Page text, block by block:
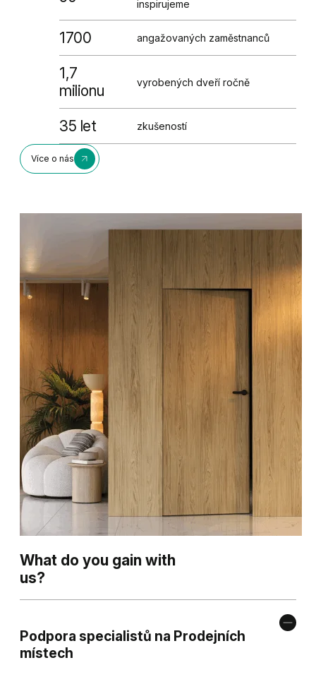
Více o nás
inspirujeme
1700 angažovaných zaměstnanců
1,7
milionu
vyrobených dveří ročně
35 let zkušeností
What do you gain with
us?
Podpora specialistů na Prodejních
místech